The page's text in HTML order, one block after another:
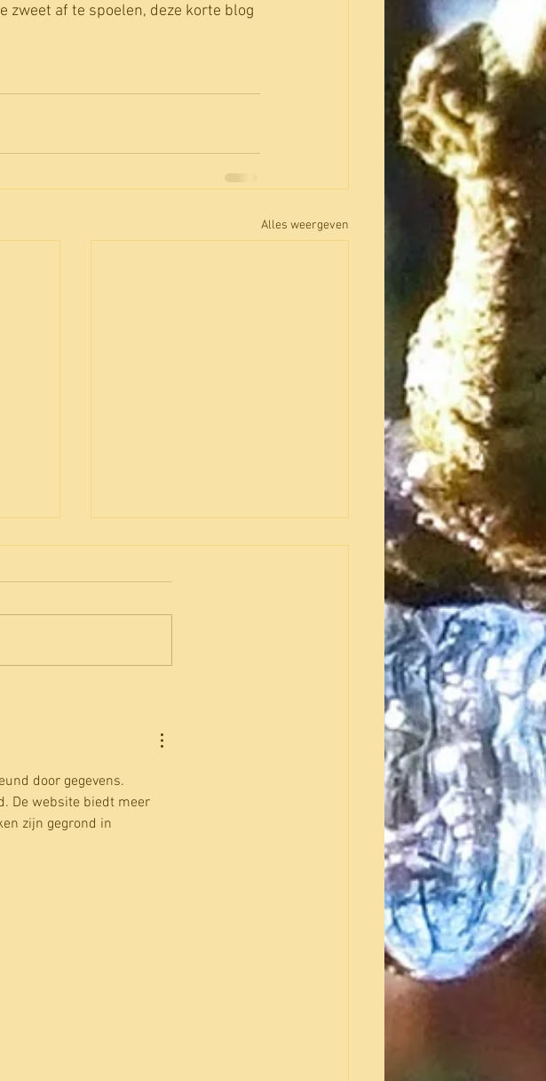
zweet af te spoelen, deze korte blog
Alles weergeven
door gegevens.
De website biedt meer
zijn gegrond in